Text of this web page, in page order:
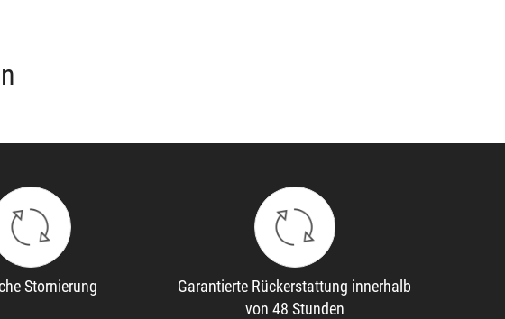
Stornierung
Garantierte Rückerstattung innerhalb
von 48 Stunden